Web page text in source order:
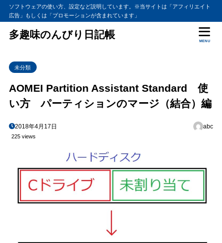
ソフトウェアの使い方、設定など説明しています。※当サイトは「アフィリエイト
広告」もしくは「プロモーションが含まれています」
多趣味のんびり日記帳
MENU
未分類
AOMEI Partition Assistant Standard 使
い方 パーティションのマージ（結合）編
2018年4月17日 abc
225 views